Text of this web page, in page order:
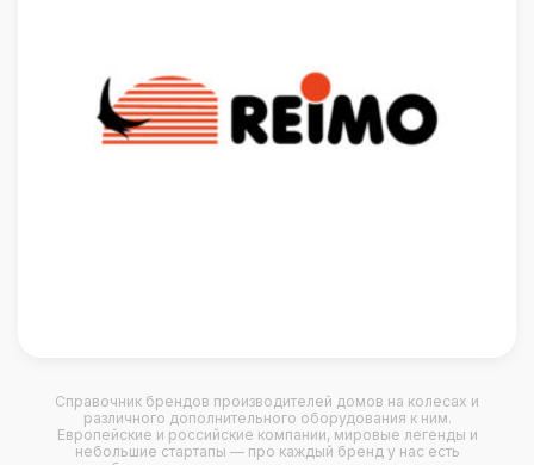
Справочник брендов производителей домов на колесах и
различного дополнительного оборудования к ним.
Европейские и российские компании, мировые легенды и
небольшие стартапы — про каждый бренд у нас есть